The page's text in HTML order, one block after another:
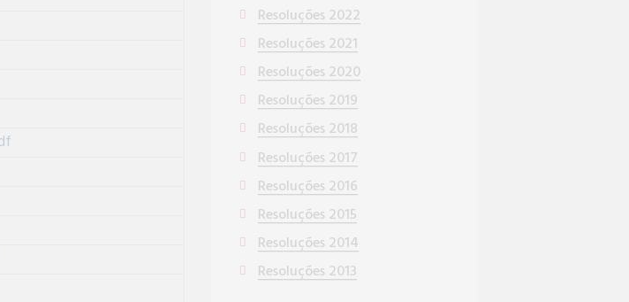
Resoluções 2022
Resoluções 2021
Resoluções 2020
Resoluções 2019
Resoluções 2018
Resoluções 2017
Resoluções 2016
Resoluções 2015
Resoluções 2014
Resoluções 2013